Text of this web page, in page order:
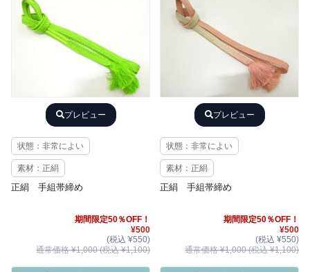
プレビュー
状態：非常によい
素材：正絹
正絹 手組帯締め
期間限定50％OFF！
¥500
(税込 ¥550)
通常価格 ¥1,000 (税込 ¥1,100)
プレビュー
状態：非常によい
素材：正絹
正絹 手組帯締め
期間限定50％OFF！
¥500
(税込 ¥550)
通常価格 ¥1,000 (税込 ¥1,100)